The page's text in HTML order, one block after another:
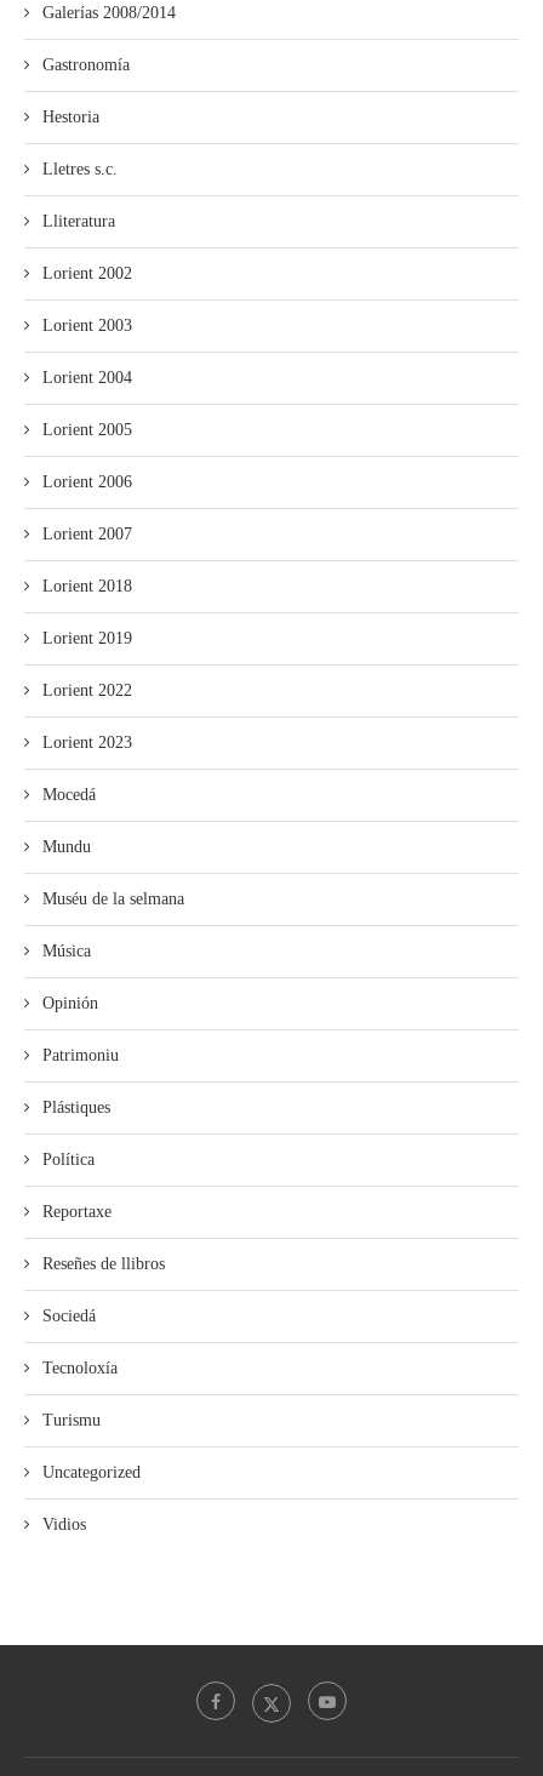
Galerías 2008/2014
Gastronomía
Hestoria
Lletres s.c.
Lliteratura
Lorient 2002
Lorient 2003
Lorient 2004
Lorient 2005
Lorient 2006
Lorient 2007
Lorient 2018
Lorient 2019
Lorient 2022
Lorient 2023
Mocedá
Mundu
Muséu de la selmana
Música
Opinión
Patrimoniu
Plástiques
Política
Reportaxe
Reseñes de llibros
Sociedá
Tecnoloxía
Turismu
Uncategorized
Vidios